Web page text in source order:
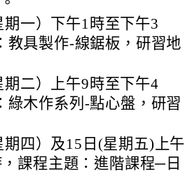
一）下午1時至下午3
教具製作-線鋸板，研習地
二）上午9時至下午4
綠木作系列-點心盤，研習
四）及15日(星期五)上午
課程主題：進階課程─日